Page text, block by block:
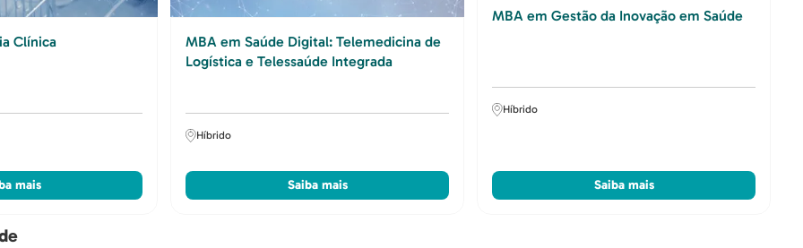
Clínica
mais
MBA em Saúde Digital: Telemedicina de
Logística e Telessaúde Integrada
Híbrido
Saiba mais
MBA em Gestão da Inovação em Saúde
Híbrido
Saiba mais